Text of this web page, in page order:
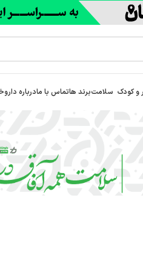
و کودک سلامتبرند هاتماس با مادرباره‌